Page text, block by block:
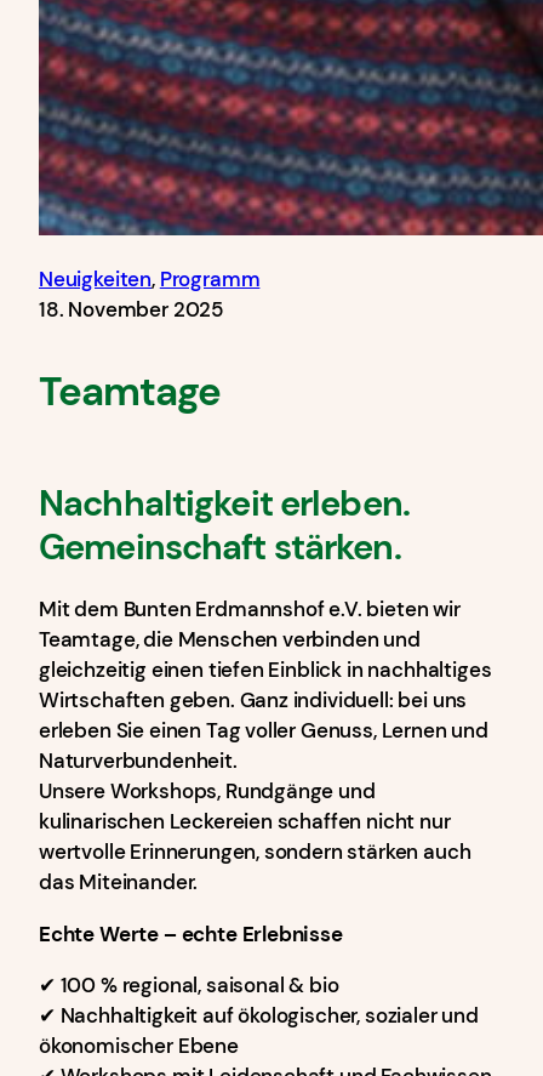
Neuigkeiten, Programm
18. November 2025
Teamtage
Nachhaltigkeit erleben.
Gemeinschaft stärken.
Mit dem Bunten Erdmannshof e.V. bieten wir
Teamtage, die Menschen verbinden und
gleichzeitig einen tiefen Einblick in nachhaltiges
Wirtschaften geben. Ganz individuell: bei uns
erleben Sie einen Tag voller Genuss, Lernen und
Naturverbundenheit.
Unsere Workshops, Rundgänge und
kulinarischen Leckereien schaffen nicht nur
wertvolle Erinnerungen, sondern stärken auch
das Miteinander.
Echte Werte – echte Erlebnisse
✔ 100 % regional, saisonal & bio
✔ Nachhaltigkeit auf ökologischer, sozialer und
ökonomischer Ebene